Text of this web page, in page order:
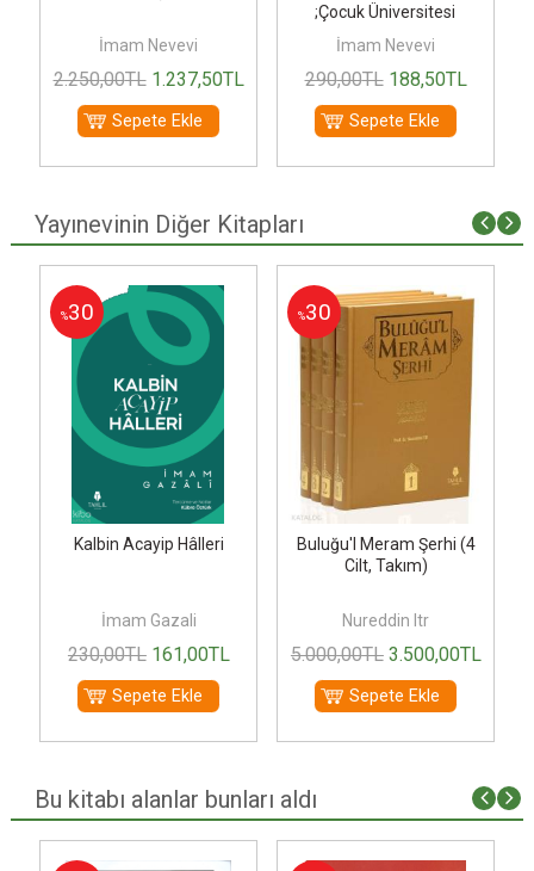
İmam Nevevi
2.250,00TL 1.237,50TL
Sepete Ekle
;Çocuk Üniversitesi
İmam Nevevi
290,00TL 188,50TL
Sepete Ekle
Yayınevinin Diğer Kitapları
%30
Kalbin Acayip Hâlleri
İmam Gazali
230,00TL 161,00TL
Sepete Ekle
%30
Buluğu'l Meram Şerhi (4
Cilt, Takım)
Nureddin Itr
5.000,00TL 3.500,00TL
Sepete Ekle
Bu kitabı alanlar bunları aldı